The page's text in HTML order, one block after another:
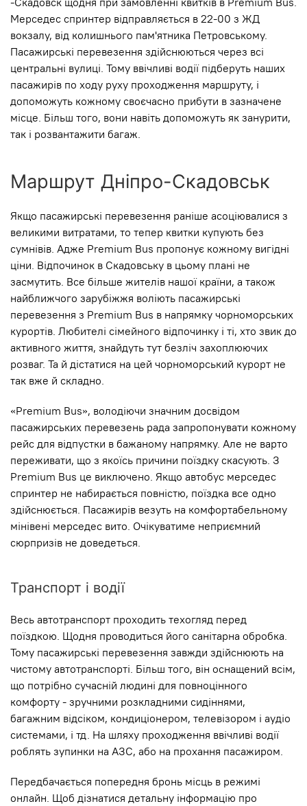
Мерседес спринтер відправляється в 22-00 з ЖД
вокзалу, від колишнього пам'ятника Петровському.
Пасажирські перевезення здійснюються через всі
центральні вулиці. Тому ввічливі водії підберуть наших
пасажирів по ходу руху проходження маршруту, і
допоможуть кожному своєчасно прибути в зазначене
місце. Більш того, вони навіть допоможуть як занурити,
так і розвантажити багаж.
Маршрут Дніпро-Скадовськ
Якщо пасажирські перевезення раніше асоціювалися з
великими витратами, то тепер квитки купують без
сумнівів. Адже Premium Bus пропонує кожному вигідні
ціни. Відпочинок в Скадовську в цьому плані не
засмутить. Все більше жителів нашої країни, а також
найближчого зарубіжжя воліють пасажирські
перевезення з Premium Bus в напрямку чорноморських
курортів. Любителі сімейного відпочинку і ті, хто звик до
активного життя, знайдуть тут безліч захоплюючих
розваг. Та й дістатися на цей чорноморський курорт не
так вже й складно.
«Premium Bus», володіючи значним досвідом
пасажирських перевезень рада запропонувати кожному
рейс для відпустки в бажаному напрямку. Але не варто
переживати, що з якоїсь причини поїздку скасують. З
Premium Bus це виключено. Якщо автобус мерседес
спринтер не набирається повністю, поїздка все одно
здійснюється. Пасажирів везуть на комфортабельному
мінівені мерседес вито. Очікуватиме неприємний
сюрпризів не доведеться.
Транспорт і водії
Весь автотранспорт проходить техогляд перед
поїздкою. Щодня проводиться його санітарна обробка.
Тому пасажирські перевезення завжди здійснюють на
чистому автотранспорті. Більш того, він оснащений всім,
що потрібно сучасній людині для повноцінного
комфорту - зручними розкладними сидіннями,
багажним відсіком, кондиціонером, телевізором і аудіо
системами, і тд. На шляху проходження ввічливі водії
роблять зупинки на АЗС, або на прохання пасажиром.
Передбачається попередня бронь місць в режимі
онлайн. Щоб дізнатися детальну інформацію про